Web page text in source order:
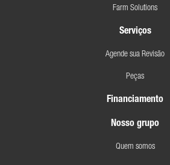
Farm Solutions
Serviços
Agende sua Revisão
Peças
Financiamento
Nosso grupo
Quem somos